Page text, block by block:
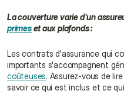
primes et aux plafonds :
Les contrats d'assurance qui
importants s'accompagnent
coûteuses. Assurez-vous de
savoir ce qui est inclus et ce